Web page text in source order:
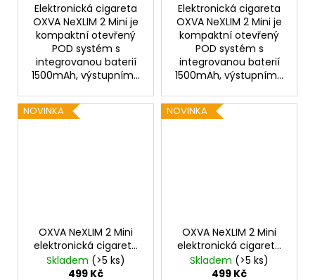
Elektronická cigareta
OXVA NeXLIM 2 Mini je
kompaktní otevřený
POD systém s
integrovanou baterií
1500mAh, výstupním...
Elektronická cigareta
OXVA NeXLIM 2 Mini je
kompaktní otevřený
POD systém s
integrovanou baterií
1500mAh, výstupním...
NOVINKA
OXVA NeXLIM 2 Mini
elektronická cigareta
1500mAh Solar Gold
Skladem (>5 ks)
499 Kč
NOVINKA
OXVA NeXLIM 2 Mini
elektronická cigareta
1500mAh Navy Blue
Skladem (>5 ks)
499 Kč